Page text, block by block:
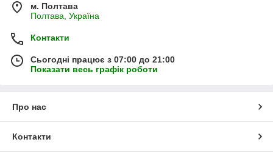
м. Полтава
Полтава, Україна
Контакти
Сьогодні працює з 07:00 до 21:00
Показати весь графік роботи
Про нас
Контакти